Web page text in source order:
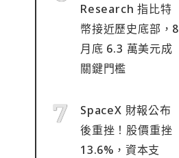
Research 指比特
幣接近歷史底部，8
月底 6.3 萬美元成
關鍵門檻
SpaceX 財報公布
後重挫！股價重挫
13.6%，資本支